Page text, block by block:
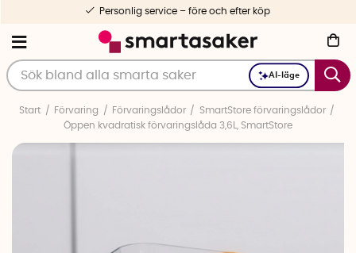
AI-läge
Personlig service – före och efter köp
Start Förvaring Förvaringslådor
SmartStore förvaringslådor
Öppen kvadratisk förvaringslåda 3,6L, SmartStore